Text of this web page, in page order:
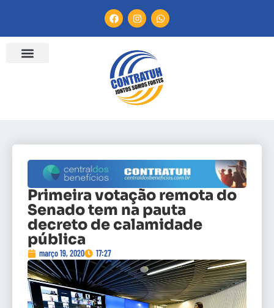
Primeira votação remota do
Senado tem na pauta
decreto de calamidade
pública
março 19, 2020 17:27